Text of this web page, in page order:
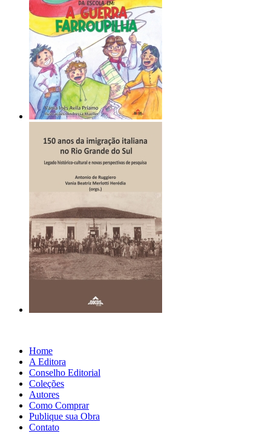
Home
A Editora
Conselho Editorial
Coleções
Autores
Como Comprar
Publique sua Obra
Contato